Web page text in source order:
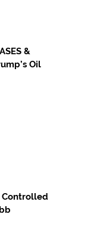
&
Oil
Controlled